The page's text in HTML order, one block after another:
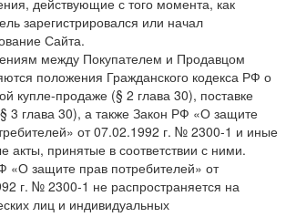
зарегистрировался или начал
Сайта.
между Покупателем и Продавцом
положения Гражданского кодекса РФ о
купле-продаже (§ 2 глава 30), поставке
3 глава 30), а также Закон РФ «О защите
от 07.02.1992 г. № 2300-1 и иные
акты, принятые в соответствии с ними.
«О защите прав потребителей» от
г. № 2300-1 не распространяется на
лиц и индивидуальных